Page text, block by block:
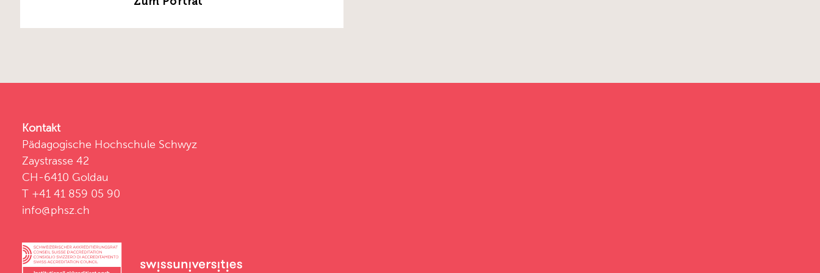
Kontakt
Pädagogische Hochschule Schwyz
Zaystrasse 42
CH-6410 Goldau
T +41 41 859 05 90
info@phsz.ch